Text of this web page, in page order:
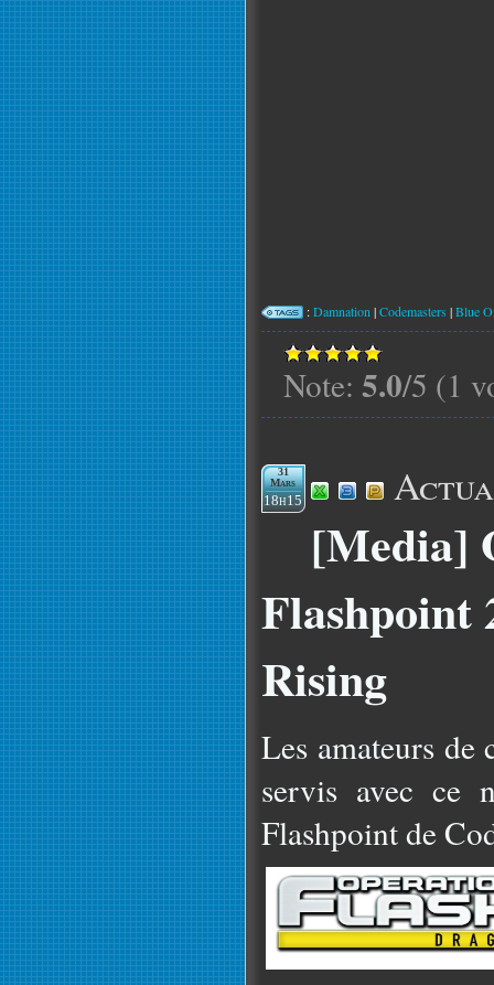
:Damnation |Codemasters |Blue
Note: 5.0/5 (1
31
Mars
18h15
[Media]
Flashpoint
Rising
Les amateurs de
servis avec ce
Flashpoint de